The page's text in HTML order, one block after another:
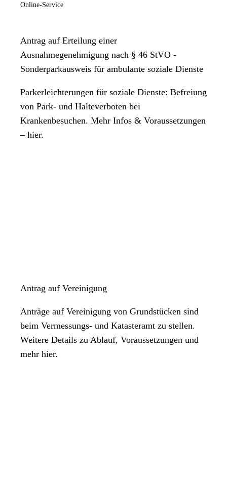
Online-Service
Antrag auf Erteilung einer
Ausnahmegenehmigung nach § 46 StVO -
Sonderparkausweis für ambulante soziale Dienste
Parkerleichterungen für soziale Dienste: Befreiung
von Park- und Halteverboten bei
Krankenbesuchen. Mehr Infos & Voraussetzungen
– hier.
Antrag auf Vereinigung
Anträge auf Vereinigung von Grundstücken sind
beim Vermessungs- und Katasteramt zu stellen.
Weitere Details zu Ablauf, Voraussetzungen und
mehr hier.